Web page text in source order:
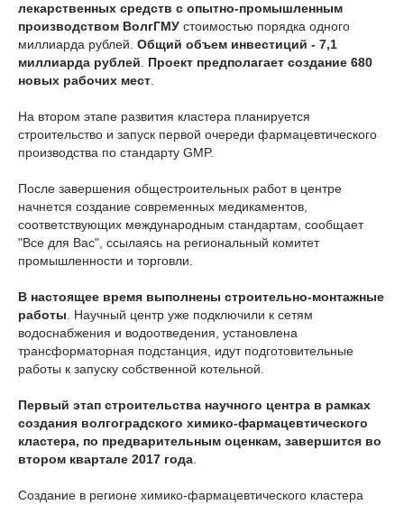
лекарственных средств с опытно-промышленным
производством ВолгГМУ стоимостью порядка одного
миллиарда рублей. Общий объем инвестиций - 7,1
миллиарда рублей
Проект предполагает создание 680
новых рабочих мест
На втором этапе развития кластера планируется
строительство и запуск первой очереди фармацевтического
производства по стандарту GMP.
После завершения общестроительных работ в центре
начнется создание современных медикаментов,
соответствующих международным стандартам, сообщает
"Все для Вас", ссылаясь на региональный комитет
промышленности и торговли.
В настоящее время выполнены строительно-монтажные
работы . Научный центр уже подключили к сетям
водоснабжения и водоотведения, установлена
трансформаторная подстанция, идут подготовительные
работы к запуску собственной котельной.
Первый этап строительства научного центра в рамках
создания волгоградского химико-фармацевтического
кластера, по предварительным оценкам, завершится во
втором квартале 2017 года
Создание в регионе химико-фармацевтического кластера